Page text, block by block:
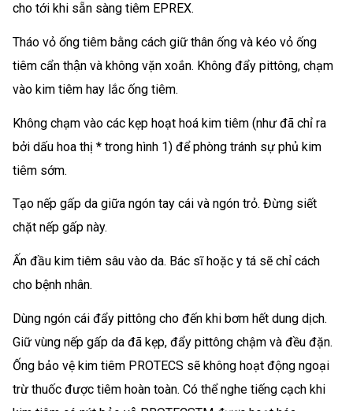
cho tới khi sẵn sàng tiêm EPREX.
Tháo vỏ ống tiêm bằng cách giữ thân ống và kéo vỏ ống
tiêm cẩn thận và không vặn xoắn. Không đẩy pittông, chạm
vào kim tiêm hay lắc ống tiêm.
Không chạm vào các kẹp hoạt hoá kim tiêm (như đã chỉ ra
bởi dấu hoa thị * trong hình 1) để phòng tránh sự phủ kim
tiêm sớm.
Tạo nếp gấp da giữa ngón tay cái và ngón trỏ. Đừng siết
chặt nếp gấp này.
Ấn đầu kim tiêm sâu vào da. Bác sĩ hoặc y tá sẽ chỉ cách
cho bệnh nhân.
Dùng ngón cái đẩy pittông cho đến khi bơm hết dung dịch.
Giữ vùng nếp gấp da đã kẹp, đẩy pittông chậm và đều đặn.
Ống bảo vệ kim tiêm PROTECS sẽ không hoạt động ngoại
trừ thuốc được tiêm hoàn toàn. Có thể nghe tiếng cạch khi